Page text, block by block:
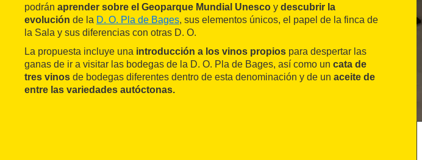
podrán aprender sobre el Geoparque Mundial Unesco y descubrir la
evolución de la D. O. Pla de Bages, sus elementos únicos, el papel de la finca de
la Sala y sus diferencias con otras D. O.
La propuesta incluye una introducción a los vinos propios para despertar las
ganas de ir a visitar las bodegas de la D. O. Pla de Bages, así como un cata de
tres vinos de bodegas diferentes dentro de esta denominación y de un aceite de
entre las variedades autóctonas.